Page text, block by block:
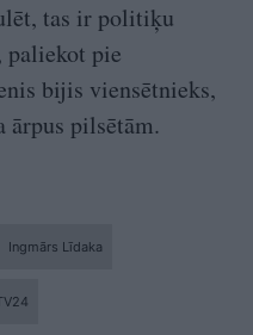
tas ir politiķu
paliekot pie
bijis viensētnieks,
ārpus pilsētām.
Ingmārs Līdaka